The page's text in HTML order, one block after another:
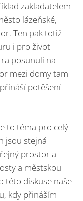
zakladatelem
lázeňské,
Ten pak totiž
i pro život
posunuli na
mezi domy tam
potěšení
to téma pro celý
jsou stejná
prostor a
a městskou
této diskuse naše
kdy přináším